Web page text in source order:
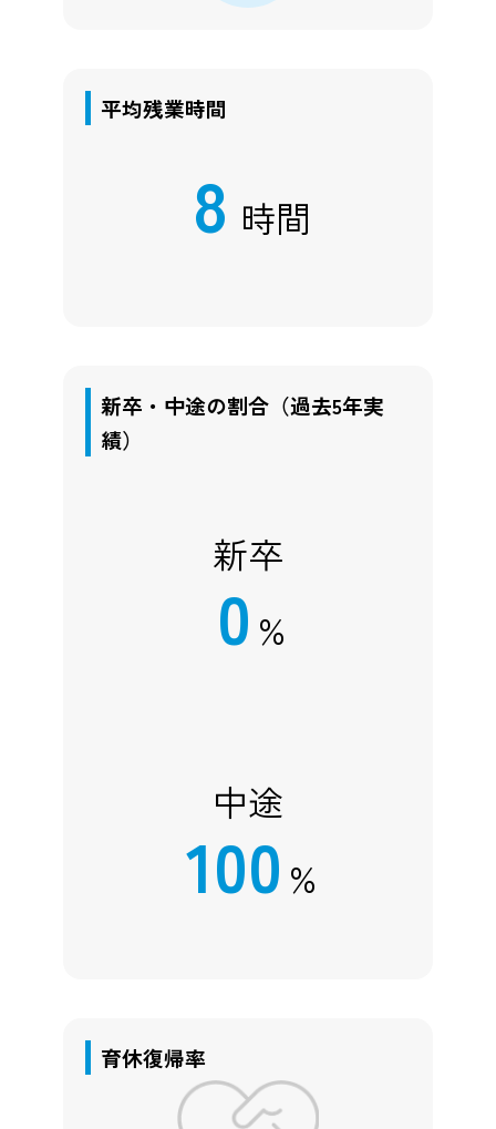
平均残業時間
8 時間
新卒・中途の割合（過去5年実
績）
新卒
0 %
中途
100 %
育休復帰率